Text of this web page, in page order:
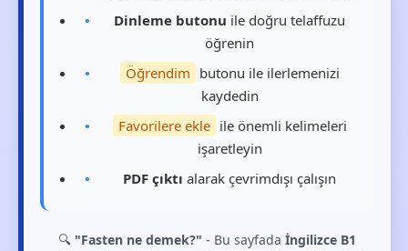
Dinleme butonu ile doğru telaffuzu
öğrenin
Öğrendim butonu ile ilerlemenizi
kaydedin
Favorilere ekle ile önemli kelimeleri
işaretleyin
PDF çıktı alarak çevrimdışı çalışın
🔍 "Fasten ne demek?" - Bu sayfadaİngilizce B1